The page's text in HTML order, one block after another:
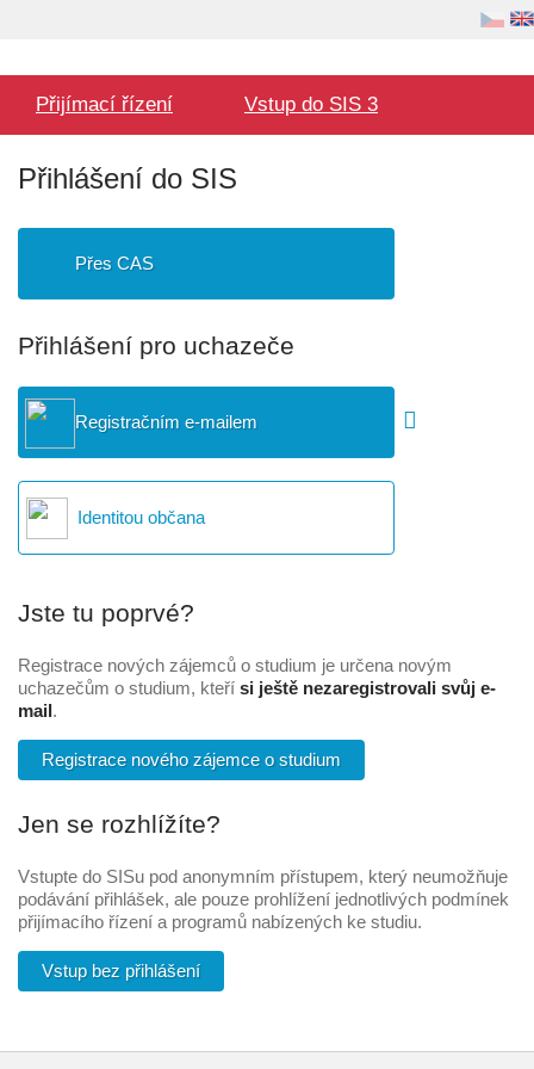
menuPřijímací řízení Vstup do SIS 3
Přihlášení do SIS
Přes CAS
Přihlášení pro uchazeče
Registračním e-mailem
Identitou občana
Jste tu poprvé?
Registrace nových zájemců o studium je určena novým
uchazečům o studium, kteří si ještě nezaregistrovali svůj e-
mail.
Registrace nového zájemce o studium
Jen se rozhlížíte?
Vstupte do SISu pod anonymním přístupem, který neumožňuje
podávání přihlášek, ale pouze prohlížení jednotlivých podmínek
přijímacího řízení a programů nabízených ke studiu.
Vstup bez přihlášení